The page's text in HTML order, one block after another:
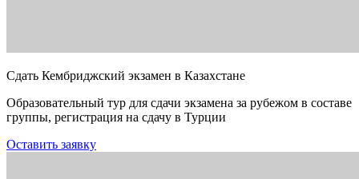
Сдать Кембриджский экзамен в Казахстане
Образовательный тур для сдачи экзамена за рубежом в составе
группы, регистрация на сдачу в Турции
Оставить заявку